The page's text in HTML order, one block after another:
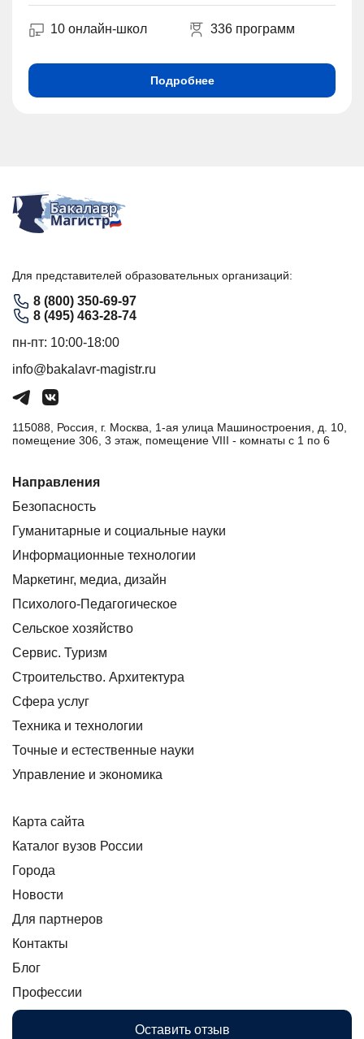
10 онлайн-школ 336 программ
Подробнее
Для представителей образовательных организаций:
8 (800) 350-69-97
8 (495) 463-28-74
пн-пт: 10:00-18:00
info@bakalavr-magistr.ru
115088, Россия, г. Москва, 1-ая улица Машиностроения, д. 10,
помещение 306, 3 этаж, помещение VIII - комнаты с 1 по 6
Направления
Безопасность
Гуманитарные и социальные науки
Информационные технологии
Маркетинг, медиа, дизайн
Психолого-Педагогическое
Сельское хозяйство
Сервис. Туризм
Строительство. Архитектура
Сфера услуг
Техника и технологии
Точные и естественные науки
Управление и экономика
Карта сайта
Каталог вузов России
Города
Новости
Для партнеров
Контакты
Блог
Профессии
Оставить отзыв